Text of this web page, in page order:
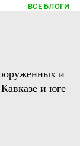
ВСЕ БЛОГИ
и
и юге